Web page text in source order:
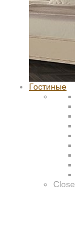
Гостиные
Close